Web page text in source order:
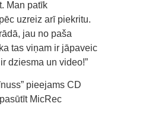
Man patīk
uzreiz arī piekritu.
jau no paša
tas viņam ir jāpaveic
dziesma un video!”
pieejams CD
MicRec